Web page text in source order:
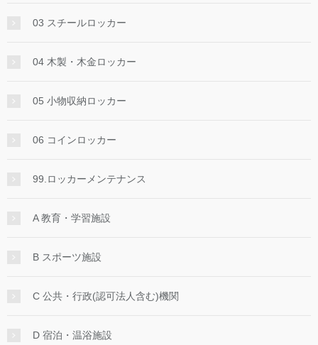
03 スチールロッカー
04 木製・木金ロッカー
05 小物収納ロッカー
06 コインロッカー
99.ロッカーメンテナンス
A 教育・学習施設
B スポーツ施設
C 公共・行政(認可法人含む)機関
D 宿泊・温浴施設